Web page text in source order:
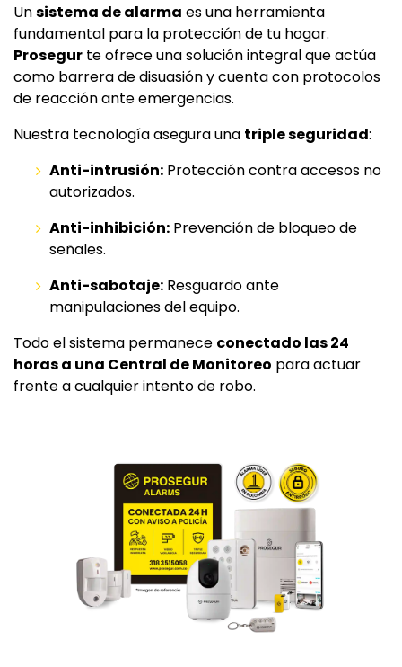
Unsistema de alarma es una herramienta
fundamental para la protección de tu hogar.
Prosegur te ofrece una solución integral que actúa
como barrera de disuasión y cuenta con protocolos
de reacción ante emergencias.
Nuestra tecnología asegura una triple seguridad:
Anti-intrusión: Protección contra accesos no
autorizados.
Anti-inhibición: Prevención de bloqueo de
señales.
Anti-sabotaje: Resguardo ante
manipulaciones del equipo.
Todo el sistema permanece conectado las 24
horas a una Central de Monitoreo para actuar
frente a cualquier intento de robo.